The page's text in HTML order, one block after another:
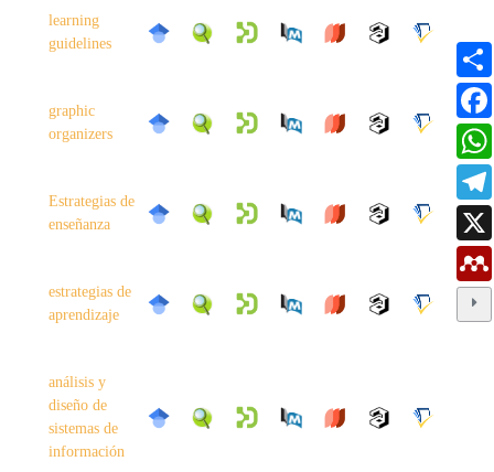
learning
guidelines
graphic
organizers
Estrategias de
enseñanza
estrategias de
aprendizaje
análisis y
diseño de
sistemas de
información